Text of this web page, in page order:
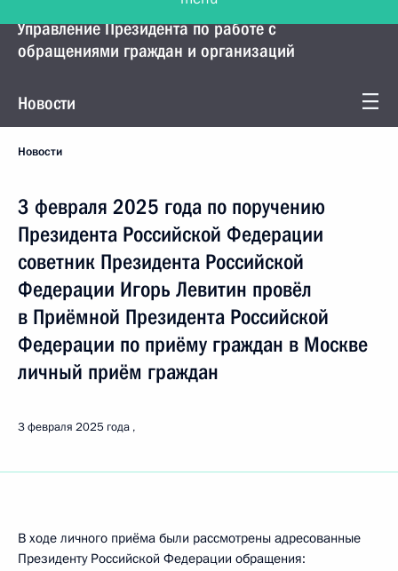
Управление Президента по работе с
обращениями граждан и организаций
Новости
Новости
3 февраля 2025 года по поручению
Президента Российской Федерации
советник Президента Российской
Федерации Игорь Левитин провёл
в Приёмной Президента Российской
Федерации по приёму граждан в Москве
личный приём граждан
3 февраля 2025 года
В ходе личного приёма были рассмотрены адресованные
Президенту Российской Федерации обращения: